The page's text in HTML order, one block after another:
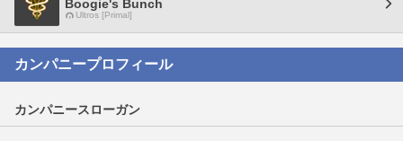
Boogie's Bunch
Ultros [Primal]
カンパニープロフィール
カンパニースローガン